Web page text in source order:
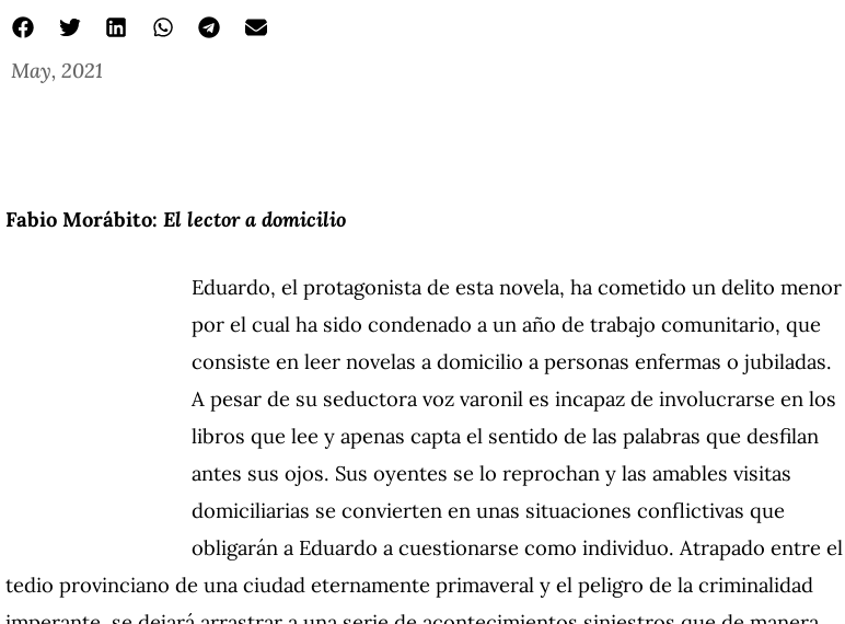
May, 2021
Fabio Morábito: El lector a domicilio
Eduardo, el protagonista de esta novela, ha cometido un delito menor
por el cual ha sido condenado a un año de trabajo comunitario, que
consiste en leer novelas a domicilio a personas enfermas o jubiladas.
A pesar de su seductora voz varonil es incapaz de involucrarse en los
libros que lee y apenas capta el sentido de las palabras que desfilan
antes sus ojos. Sus oyentes se lo reprochan y las amables visitas
domiciliarias se convierten en unas situaciones conflictivas que
obligarán a Eduardo a cuestionarse como individuo. Atrapado entre el
tedio provinciano de una ciudad eternamente primaveral y el peligro de la criminalidad